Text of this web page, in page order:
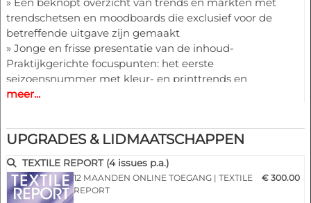
trendschetsen en moodboards die exclusief voor de
betreffende uitgave zijn gemaakt
» Jonge en frisse presentatie van de inhoud-
Praktijkgerichte focuspunten: het eerste
seizoensnummer met kleur- en printtrends en
stylingideeën, het tweede met uitgebreide
(kleuren, materialen, dessins, styling, accessoires)
» Trendschetsen voor broeken, jassen, rokken, jurken en
meer
» Extra illustratie van de thema's door foto's van de
meer...
UPGRADES & LIDMAATSCHAPPEN
TEXTILE REPORT (4 issues p.a.)
12 MAANDEN ONLINE TOEGANG | TEXTILE
REPORT
€ 300.00